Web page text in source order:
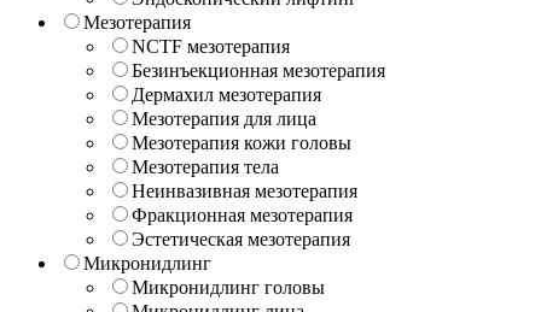
Мезотерапия
NCTF мезотерапия
Безинъекционная мезотерапия
Дермахил мезотерапия
Мезотерапия для лица
Мезотерапия кожи головы
Мезотерапия тела
Неинвазивная мезотерапия
Фракционная мезотерапия
Эстетическая мезотерапия
Микронидлинг
Микронидлинг головы